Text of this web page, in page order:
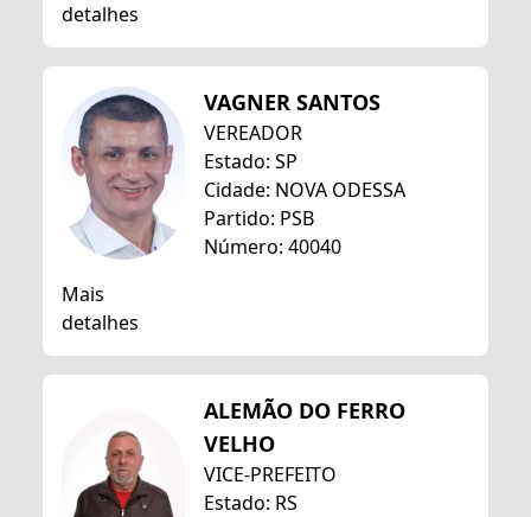
detalhes
VAGNER SANTOS
VEREADOR
Estado: SP
Cidade: NOVA ODESSA
Partido: PSB
Número: 40040
Mais
detalhes
ALEMÃO DO FERRO
VELHO
VICE-PREFEITO
Estado: RS